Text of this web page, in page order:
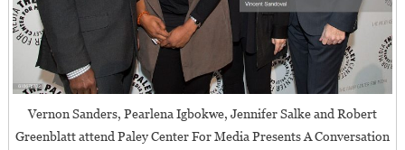
Vernon Sanders, Pearlena Igbokwe, Jennifer Salke and Robert
Greenblatt attend Paley Center For Media Presents A Conversation